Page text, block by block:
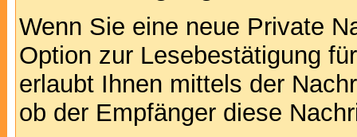
Wenn Sie eine neue Private
Option zur Lesebestätigung
erlaubt Ihnen mittels der
ob der Empfänger diese